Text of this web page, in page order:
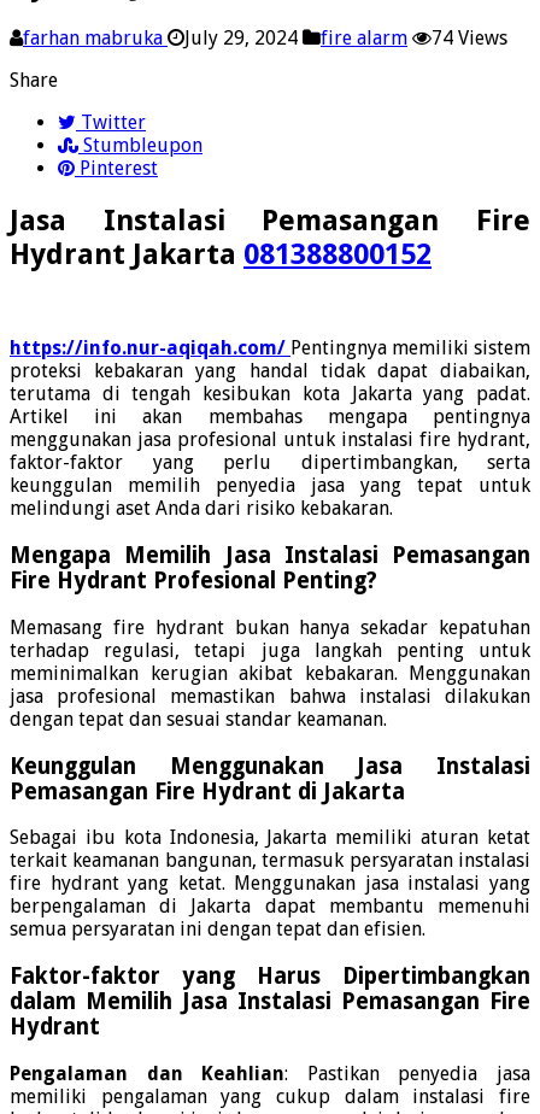
farhan mabruka July 29, 2024 fire alarm
74 Views
Share
Twitter
Stumbleupon
Pinterest
Jasa Instalasi Pemasangan Fire
Hydrant Jakarta 081388800152
https://info.nur-aqiqah.com/ Pentingnya memiliki sistem
proteksi kebakaran yang handal tidak dapat diabaikan,
terutama di tengah kesibukan kota Jakarta yang padat.
Artikel ini akan membahas mengapa pentingnya
menggunakan jasa profesional untuk instalasi fire hydrant,
faktor-faktor yang perlu dipertimbangkan, serta
keunggulan memilih penyedia jasa yang tepat untuk
melindungi aset Anda dari risiko kebakaran.
Mengapa Memilih Jasa Instalasi Pemasangan
Fire Hydrant Profesional Penting?
Memasang fire hydrant bukan hanya sekadar kepatuhan
terhadap regulasi, tetapi juga langkah penting untuk
meminimalkan kerugian akibat kebakaran. Menggunakan
jasa profesional memastikan bahwa instalasi dilakukan
dengan tepat dan sesuai standar keamanan.
Keunggulan Menggunakan Jasa Instalasi
Pemasangan Fire Hydrant di Jakarta
Sebagai ibu kota Indonesia, Jakarta memiliki aturan ketat
terkait keamanan bangunan, termasuk persyaratan instalasi
fire hydrant yang ketat. Menggunakan jasa instalasi yang
berpengalaman di Jakarta dapat membantu memenuhi
semua persyaratan ini dengan tepat dan efisien.
Faktor-faktor yang Harus Dipertimbangkan
dalam Memilih Jasa Instalasi Pemasangan Fire
Hydrant
Pengalaman dan Keahlian: Pastikan penyedia jasa
memiliki pengalaman yang cukup dalam instalasi fire